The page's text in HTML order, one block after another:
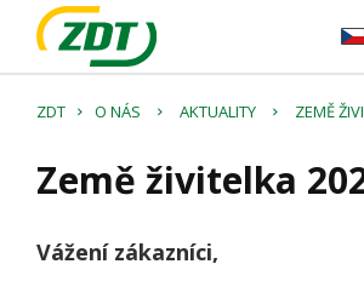
ZDT O NÁS AKTUALITY ZEMĚ
Země živitelka
Vážení zákazníci,